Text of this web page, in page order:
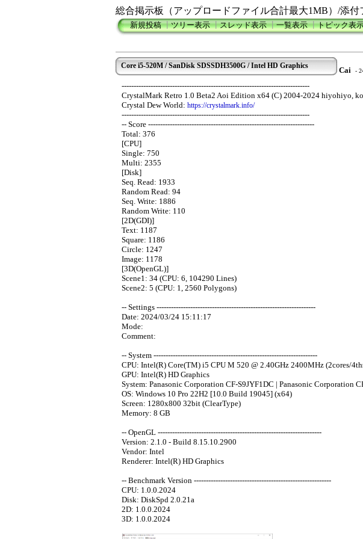
総合掲示板（アップロードファイル合計最大1MB）/添
新規投稿┃ツリー表示┃スレッド表示┃一覧表示┃トピック表
Core i5-520M / SanDisk SDSSDH3500G / Intel HD Graphics Cai -
------------------------------------------------------------------------------
CrystalMark Retro 1.0 Beta2 Aoi Edition x64 (C) 2004-2024 hiyohiyo,
Crystal Dew World: https://crystalmark.info/
------------------------------------------------------------------------------
-- Score ---------------------------------------------------------------------
Total: 376
[CPU]
Single: 750
Multi: 2355
[Disk]
Seq. Read: 1933
Random Read: 94
Seq. Write: 1886
Random Write: 110
[2D(GDI)]
Text: 1187
Square: 1186
Circle: 1247
Image: 1178
[3D(OpenGL)]
Scene1: 34 (CPU: 6, 104290 Lines)
Scene2: 5 (CPU: 1, 2560 Polygons)
-- Settings ------------------------------------------------------------------
Date: 2024/03/24 15:11:17
Mode:
Comment:
-- System --------------------------------------------------------------------
CPU: Intel(R) Core(TM) i5 CPU M 520 @ 2.40GHz 2400MHz (2cores/
GPU: Intel(R) HD Graphics
System: Panasonic Corporation CF-S9JYF1DC | Panasonic Corporation
OS: Windows 10 Pro 22H2 [10.0 Build 19045] (x64)
Screen: 1280x800 32bit (ClearType)
Memory: 8 GB
-- OpenGL --------------------------------------------------------------------
Version: 2.1.0 - Build 8.15.10.2900
Vendor: Intel
Renderer: Intel(R) HD Graphics
-- Benchmark Version ---------------------------------------------------------
CPU: 1.0.0.2024
Disk: DiskSpd 2.0.21a
2D: 1.0.0.2024
3D: 1.0.0.2024